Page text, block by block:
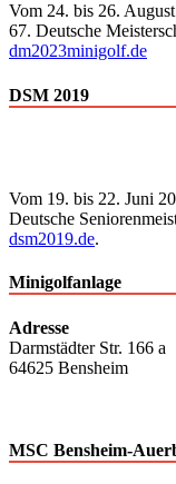
Vom 24. bis 26.
67. Deutsche
dm2023minigolf.de
DSM 2019
Vom 19. bis 22. Juni
Deutsche
dsm2019.de.
Minigolfanlage
Adresse
Darmstädter Str. 166 a
64625 Bensheim
MSC Bensheim-